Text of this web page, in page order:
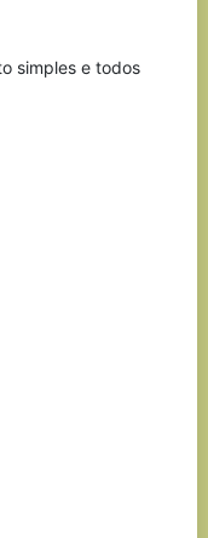
simples e todos